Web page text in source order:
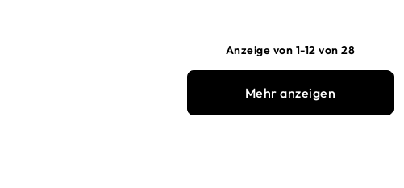
Anzeige von 1-12 von 28
Mehr anzeigen